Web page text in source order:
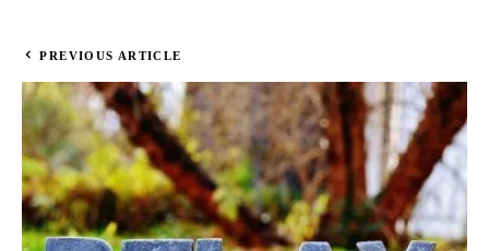
PREVIOUS ARTICLE